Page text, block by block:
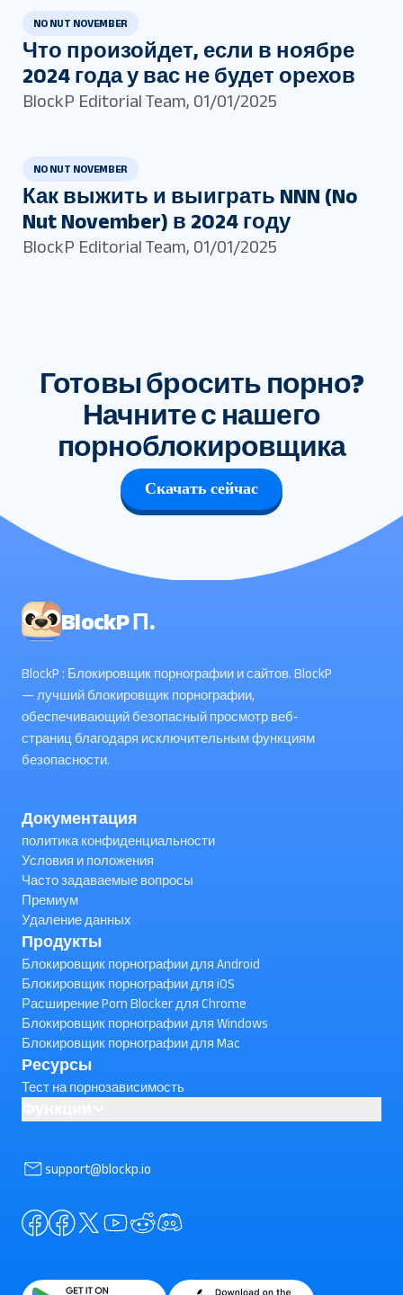
NO NUT NOVEMBER
Что произойдет, если в ноябре
2024 года у вас не будет орехов
BlockP Editorial Team, 01/01/2025
NO NUT NOVEMBER
Как выжить и выиграть NNN (No
Nut November) в 2024 году
BlockP Editorial Team, 01/01/2025
Готовы бросить порно?
Начните с нашего
порноблокировщика
Скачать сейчас
BlockP П.
BlockP : Блокировщик порнографии и сайтов. BlockP
— лучший блокировщик порнографии,
обеспечивающий безопасный просмотр веб-
страниц благодаря исключительным функциям
безопасности.
Документация
политика конфиденциальности
Условия и положения
Часто задаваемые вопросы
Премиум
Удаление данных
Продукты
Блокировщик порнографии для Android
Блокировщик порнографии для iOS
Расширение Porn Blocker для Chrome
Блокировщик порнографии для Windows
Блокировщик порнографии для Mac
Ресурсы
Тест на порнозависимость
Android ? (проверьте)
support@blockp.io